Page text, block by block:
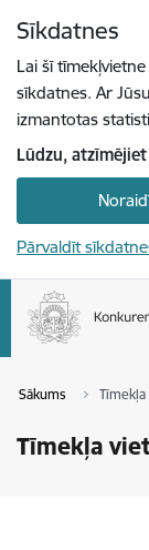
Sīkdatnes
Lai šī
sīkdatnes. Ar
izmantotas
Lūdzu,
Pārvaldīt
Sākums
Tīmekļa